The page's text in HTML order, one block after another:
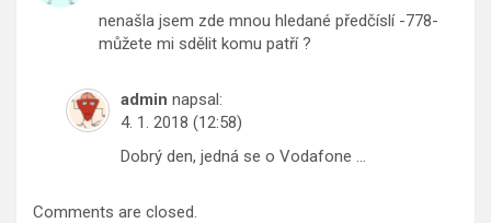
nenašla jsem zde mnou hledané předčíslí -778-
můžete mi sdělit komu patří ?
admin napsal:
4. 1. 2018 (12:58)
Dobrý den, jedná se o Vodafone …
Comments are closed.